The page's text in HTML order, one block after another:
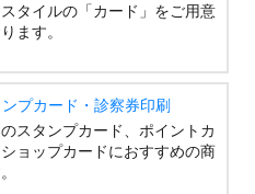
タイルの「カード」をご用意
ます。
プカード・診察券印刷
スタンプカード、ポイントカ
ョップカードにおすすめの商